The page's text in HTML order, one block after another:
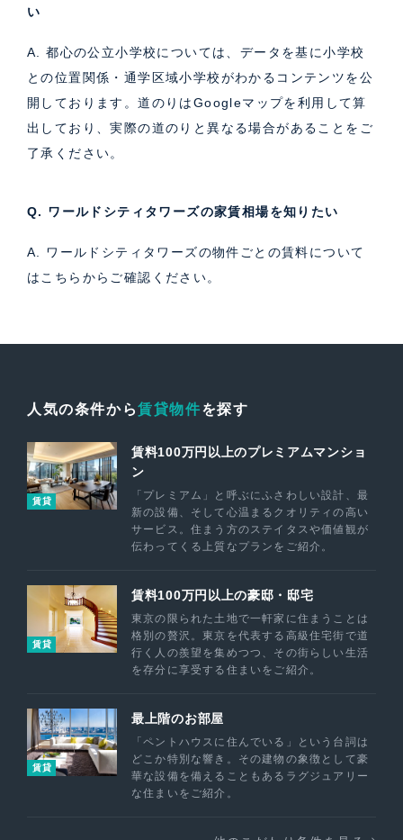
い
A. 都心の公立小学校については、データを基に小学校
との位置関係・通学区域小学校がわかるコンテンツを公
開しております。道のりはGoogleマップを利用して算
出しており、実際の道のりと異なる場合があることをご
了承ください。
Q. ワールドシティタワーズの家賃相場を知りたい
A. ワールドシティタワーズの物件ごとの賃料について
は こちら からご確認ください。
人気の条件から賃貸物件を探す
賃貸
賃料100万円以上のプレミアムマンショ
ン
「プレミアム」と呼ぶにふさわしい設計、最
新の設備、そして心温まるクオリティの高い
サービス。住まう方のステイタスや価値観が
伝わってくる上質なプランをご紹介。
賃貸
賃料100万円以上の豪邸・邸宅
東京の限られた土地で一軒家に住まうことは
格別の贅沢。東京を代表する高級住宅街で道
行く人の羨望を集めつつ、その街らしい生活
を存分に享受する住まいをご紹介。
賃貸
最上階のお部屋
「ペントハウスに住んでいる」という台詞は
どこか特別な響き。その建物の象徴として豪
華な設備を備えることもあるラグジュアリー
な住まいをご紹介。